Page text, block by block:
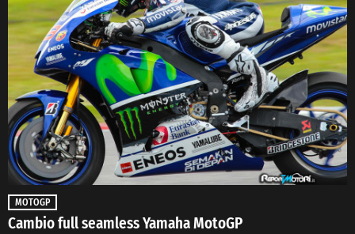
MOTOGP
Cambio full seamless Yamaha MotoGP